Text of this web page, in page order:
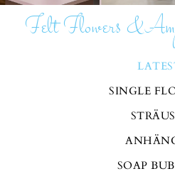
Felt Flowers
SINGLE
SOAP